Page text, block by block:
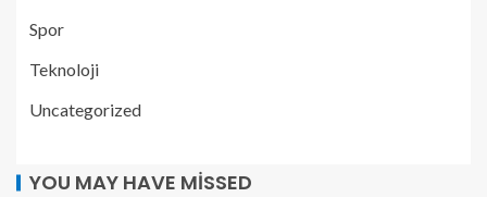
Spor
Teknoloji
Uncategorized
YOU MAY HAVE MISSED